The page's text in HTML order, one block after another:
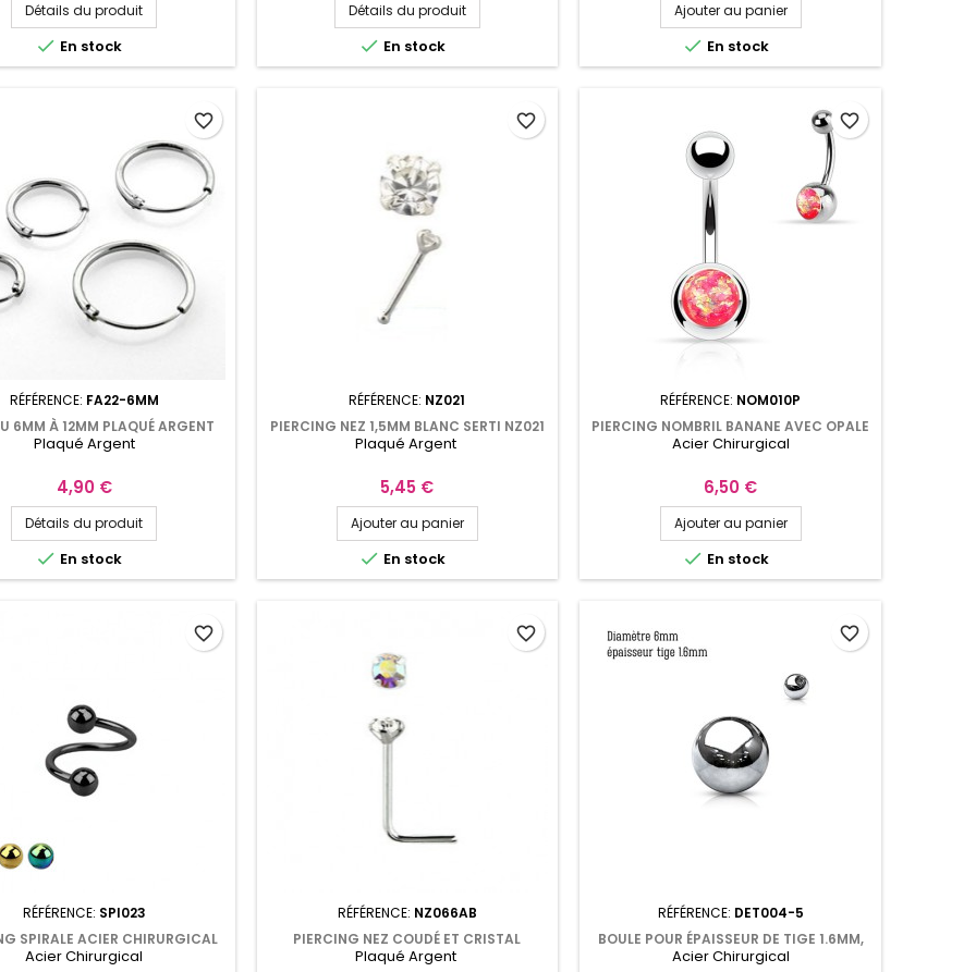
Détails du produit
 En stock
Détails du produit
 En stock
Ajouter au panier
 En stock
RÉFÉRENCE: FA22-6MM
6MM À 12MM PLAQUÉ ARGENT
FA022
Plaqué Argent
Prix
4,90 €
Détails du produit
 En stock
favorite_border
RÉFÉRENCE: NZ021
PIERCING NEZ 1,5MM BLANC SERTI NZ021
Plaqué Argent
Prix
5,45 €
Ajouter au panier
 En stock
favorite_border
RÉFÉRENCE: NOM010P
PIERCING NOMBRIL BANANE AVEC OPALE
NOM010P
Acier Chirurgical
Prix
6,50 €
Ajouter au panier
 En stock
favorite_border
RÉFÉRENCE: SPI023
SPIRALE ACIER CHIRURGICAL
8MM AVEC BOULES
Acier Chirurgical
favorite_border
RÉFÉRENCE: NZ066AB
PIERCING NEZ COUDÉ ET CRISTAL
AURORE BORÉALE DE 2MM SERTI NZ066AB
Plaqué Argent
favorite_border
RÉFÉRENCE: DET004-5
BOULE POUR ÉPAISSEUR DE TIGE 1.6MM,
DIAMÈTRE 5MM OU 6MM EN ACIER
Acier Chirurgical
favorite_border